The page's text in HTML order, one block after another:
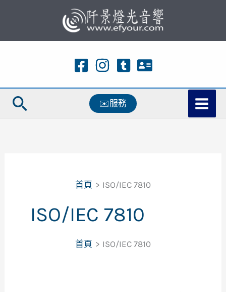
主
容
搜
✉️服務
首頁 ISO/IEC 7810
ISO/IEC 7810
首頁 ISO/IEC 7810